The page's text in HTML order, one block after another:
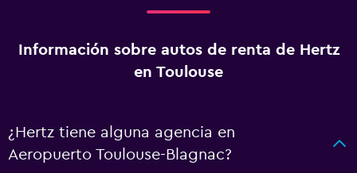
Información sobre autos de renta de Hertz
en Toulouse
¿Hertz tiene alguna agencia en
Aeropuerto Toulouse-Blagnac?